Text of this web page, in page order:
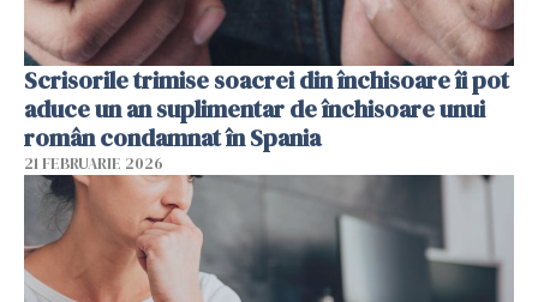
Scrisorile trimise soacrei din închisoare îi pot
aduce un an suplimentar de închisoare unui
român condamnat în Spania
21 FEBRUARIE 2026